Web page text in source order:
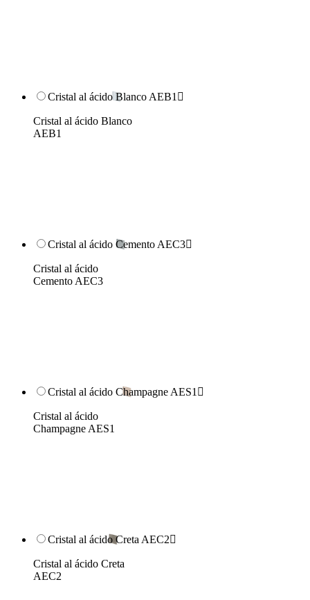
Cristal al ácido Blanco AEB1 
Cristal al ácido Blanco
AEB1
Cristal al ácido Cemento AEC3
Cristal al ácido
Cemento AEC3
Cristal al ácido Champagne AES1 
Cristal al ácido
Champagne AES1
Cristal al ácido Creta AEC2
Cristal al ácido Creta
AEC2